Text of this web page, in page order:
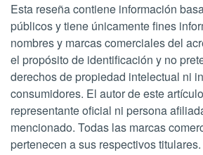
Esta reseña contiene información
públicos y tiene únicamente fines
nombres y marcas comerciales del
el propósito de identificación y no
derechos de propiedad intelectual ni
consumidores. El autor de este
representante oficial ni persona
mencionado. Todas las marcas
pertenecen a sus respectivos titulares.